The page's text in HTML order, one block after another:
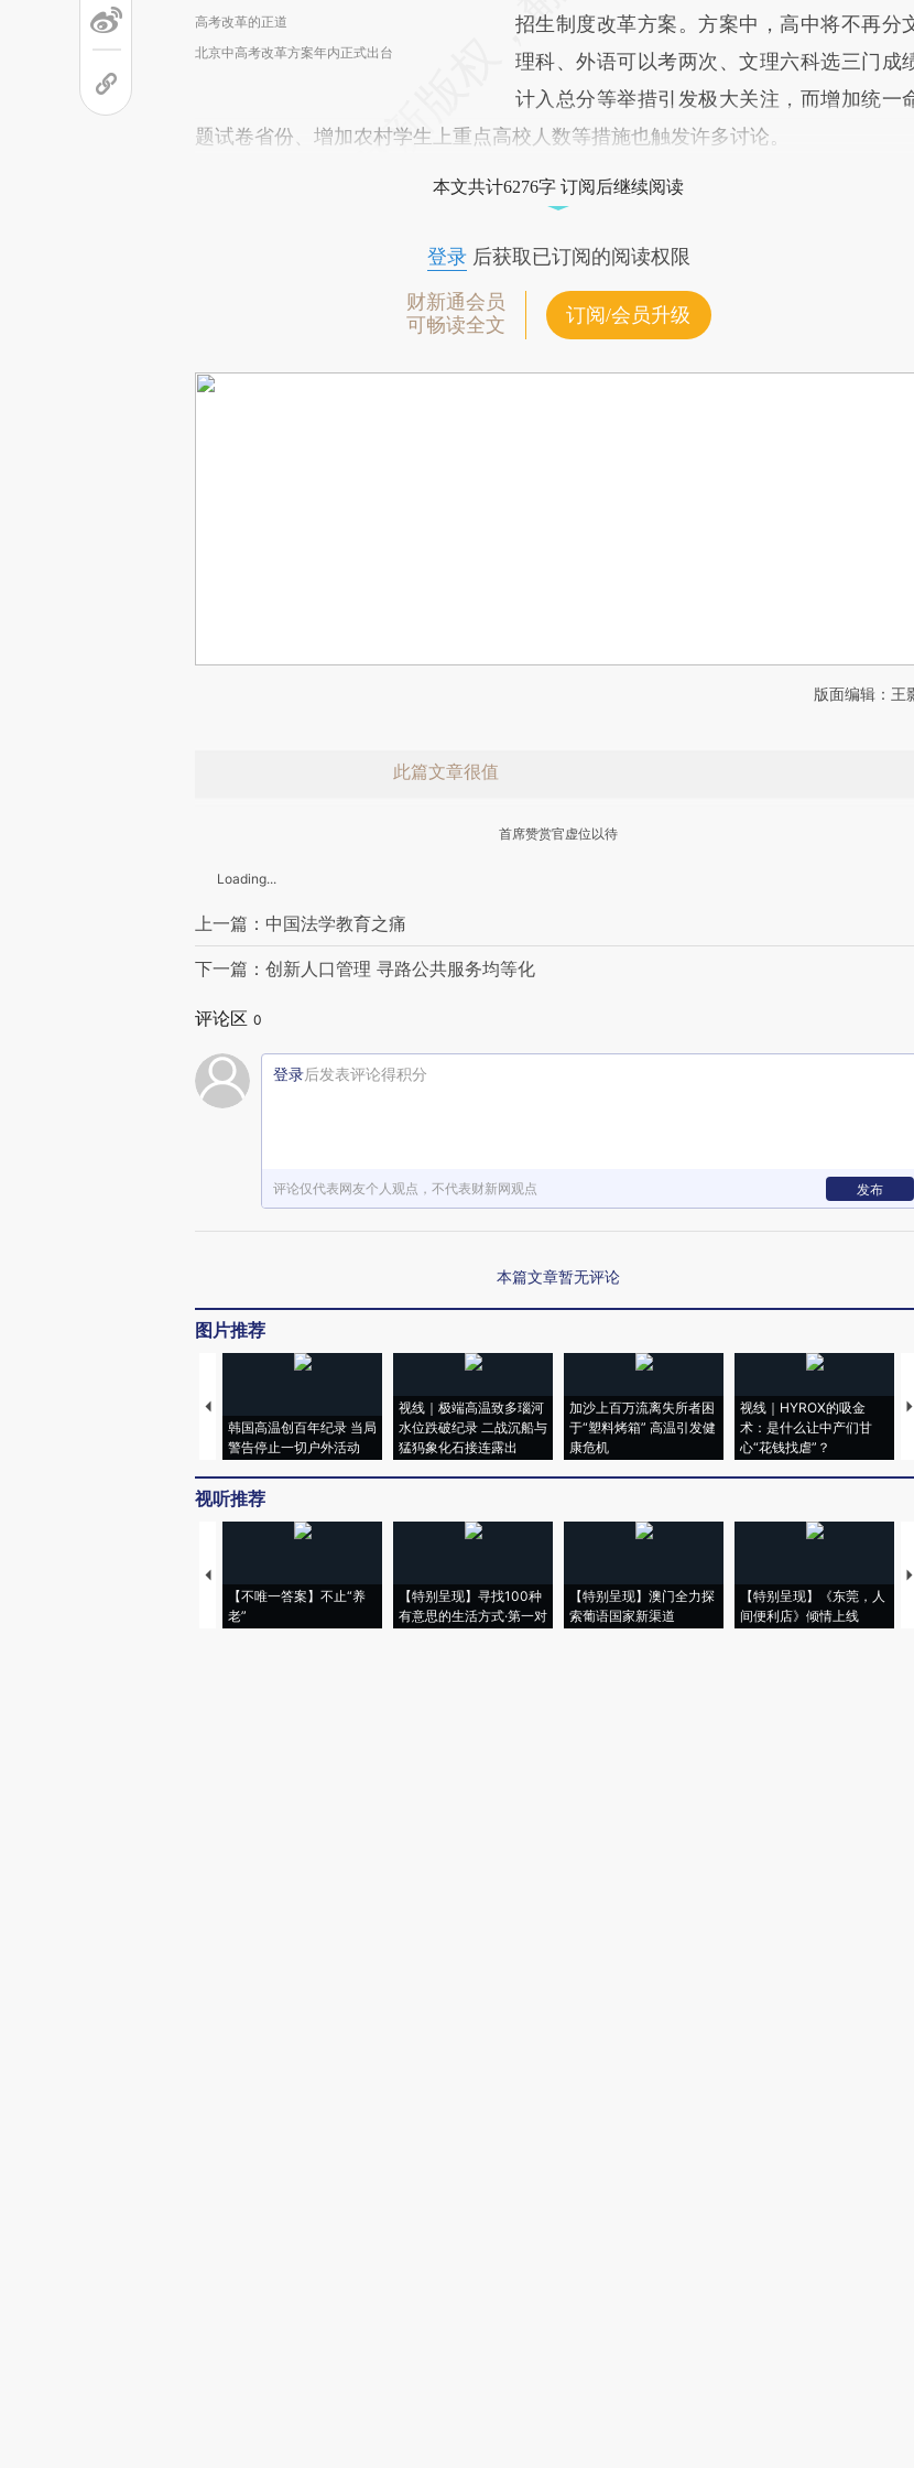
高考改革的正道
北京中高考改革方案年内正式出台
招生制度改革方案。方案中，高中将不再分
理科、外语可以考两次、文理六科选三门成
计入总分等举措引发极大关注，而增加统一
题试卷省份、增加农村学生上重点高校人数等措施也触发许多讨论。
本文共计6276字 订阅后继续阅读
登录后获取已订阅的阅读权限
财新通会员
可畅读全文
订阅/会员升级
版面编辑：王
此篇文章很值
首席赞赏官虚位以待
Loading...
上一篇：中国法学教育之痛
下一篇：创新人口管理 寻路公共服务均等化
评论区 0
登录后发表评论得积分
评论仅代表网友个人观点，不代表财新网观点 发布
本篇文章暂无评论
图片推荐
韩国高温创百年纪录 当局
警告停止一切户外活动
视线｜极端高温致多瑙河
水位跌破纪录 二战沉船与
猛犸象化石接连露出
加沙上百万流离失所者困
于“塑料烤箱” 高温引发健
康危机
视线｜HYROX的吸金
术：是什么让中产们甘
心“花钱找虐”？
视听推荐
【不唯一答案】不止“养
老”
【特别呈现】寻找100种
有意思的生活方式·第一对
【特别呈现】澳门全力探
索葡语国家新渠道
【特别呈现】《东莞，人
间便利店》倾情上线